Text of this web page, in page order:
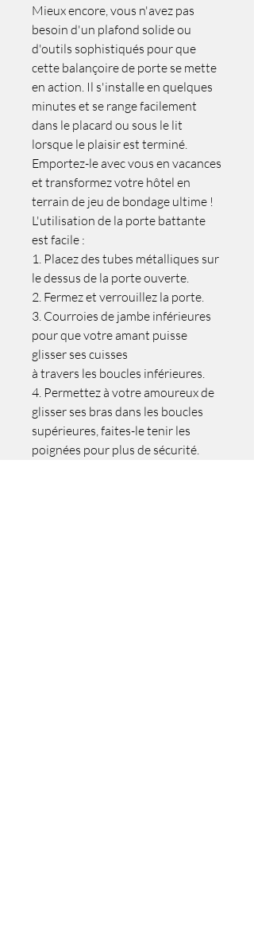
Mieux encore, vous n'avez pas
besoin d'un plafond solide ou
d'outils sophistiqués pour que
cette balançoire de porte se mette
en action. Il s'installe en quelques
minutes et se range facilement
dans le placard ou sous le lit
lorsque le plaisir est terminé.
Emportez-le avec vous en vacances
et transformez votre hôtel en
terrain de jeu de bondage ultime !
L'utilisation de la porte battante
est facile :
1. Placez des tubes métalliques sur
le dessus de la porte ouverte.
2. Fermez et verrouillez la porte.
3. Courroies de jambe inférieures
pour que votre amant puisse
glisser ses cuisses
à travers les boucles inférieures.
4. Permettez à votre amoureux de
glisser ses bras dans les boucles
supérieures, faites-le tenir les
poignées pour plus de sécurité.